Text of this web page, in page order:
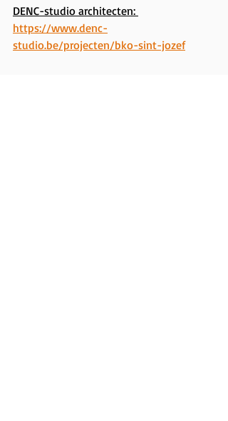
DENC-studio architecten:
https://www.denc-
studio.be/projecten/bko-sint-jozef